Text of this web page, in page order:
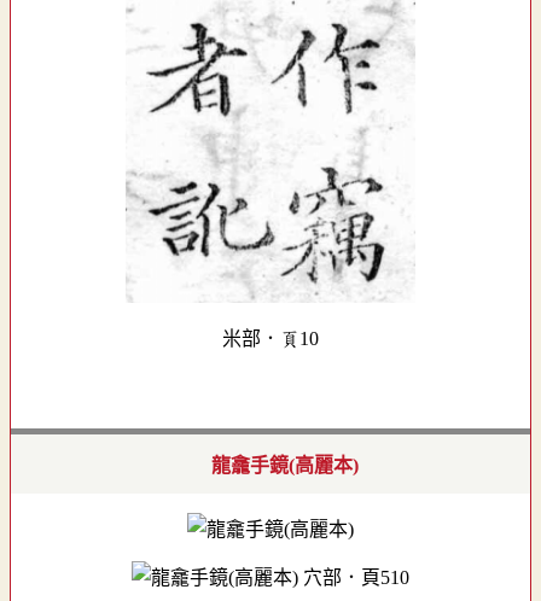
米部．頁10
龍龕手鏡(高麗本)